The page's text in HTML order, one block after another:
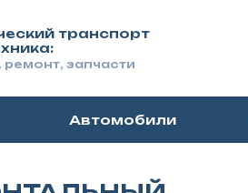
транспорт
запчасти
Автомобили